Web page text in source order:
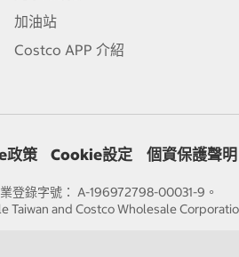
加油站
Costco APP 介紹
政策 Cookie設定 個資保護聲明
登錄字號： A-196972798-00031-9。
Taiwan and Costco Wholesale